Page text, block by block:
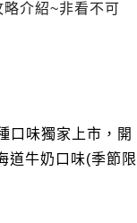
介紹~非看不可
口味獨家上市，開
道牛奶口味(季節限